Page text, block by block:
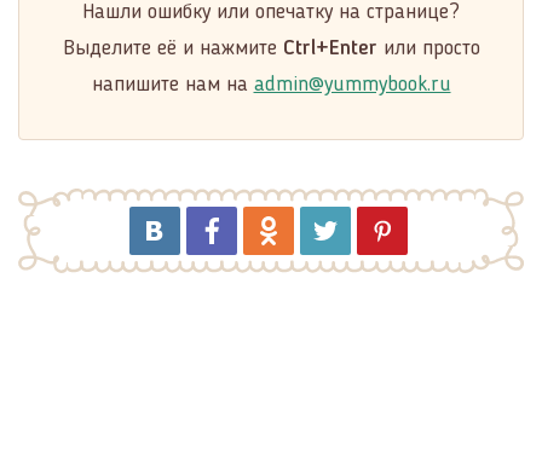
Нашли ошибку или опечатку на странице?
Выделите её и нажмите Ctrl+Enter или просто
напишите нам на admin@yummybook.ru